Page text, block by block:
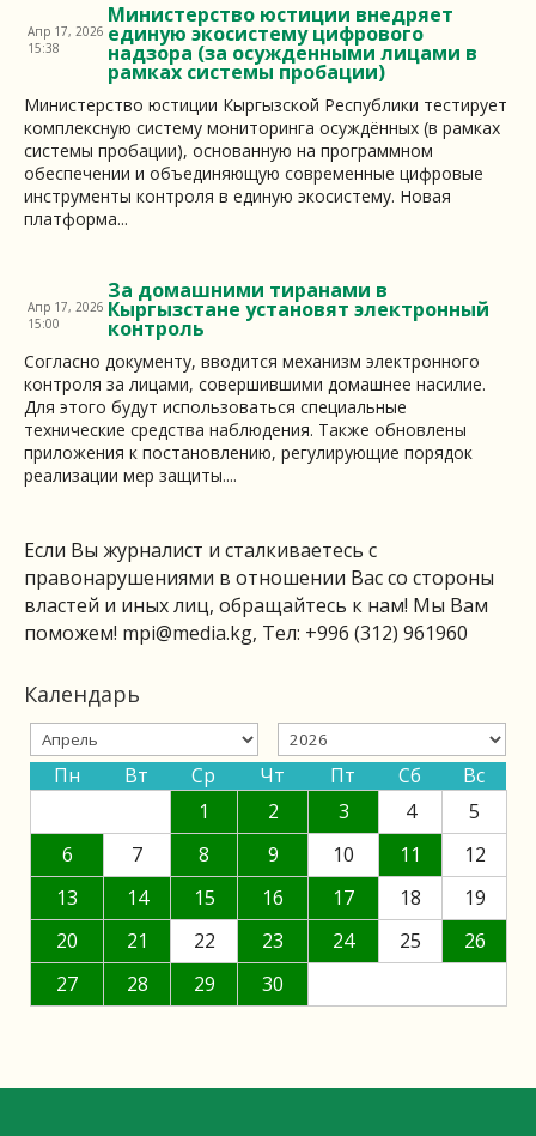
Министерство юстиции внедряет
единую экосистему цифрового
надзора (за осужденными лицами в
рамках системы пробации)
Апр 17, 2026
15:38
Министерство юстиции Кыргызской Республики тестирует
комплексную систему мониторинга осуждённых (в рамках
системы пробации), основанную на программном
обеспечении и объединяющую современные цифровые
инструменты контроля в единую экосистему. Новая
платформа...
За домашними тиранами в
Кыргызстане установят электронный
контроль
Апр 17, 2026
15:00
Согласно документу, вводится механизм электронного
контроля за лицами, совершившими домашнее насилие.
Для этого будут использоваться специальные
технические средства наблюдения. Также обновлены
приложения к постановлению, регулирующие порядок
реализации мер защиты....
Если Вы журналист и сталкиваетесь с
правонарушениями в отношении Вас со стороны
властей и иных лиц, обращайтесь к нам! Мы Вам
поможем! mpi@media.kg, Тел: +996 (312) 961960
Календарь
Пн Вт Ср Чт Пт Сб
Вс
1
2 3 4
5
6
7 8 9 10 11
12
13
14 15 16 17 18
19
20
21 22 23 24 25
26
27
28 29 30